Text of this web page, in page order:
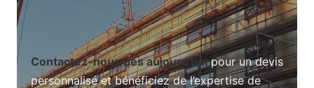
Contactez-nous dès aujourd'huipour un devis
personnalisé et bénéficiez de l’expertise de